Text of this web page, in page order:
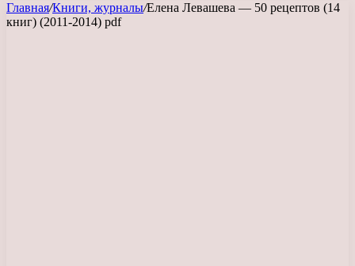
Главная/Книги, журналы/Елена Левашева — 50 рецептов (14
книг) (2011-2014) pdf